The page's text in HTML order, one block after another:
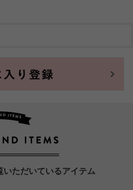
いただいているアイテム